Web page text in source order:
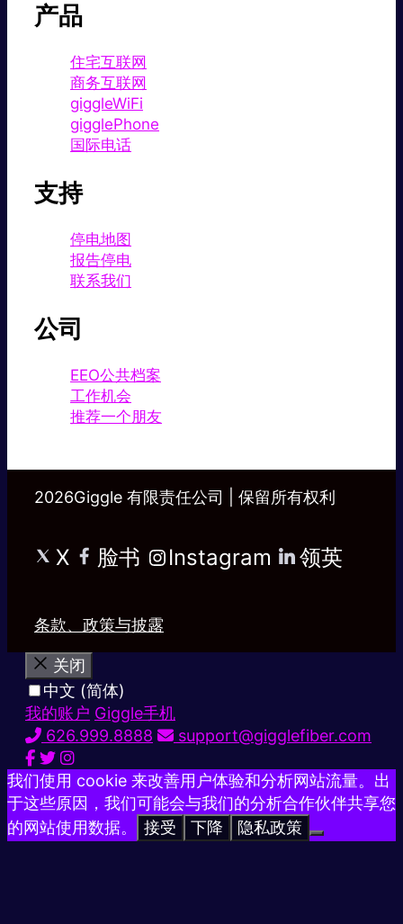
产品
住宅互联网
商务互联网
giggleWiFi
gigglePhone
国际电话
支持
停电地图
报告停电
联系我们
公司
EEO公共档案
工作机会
推荐一个朋友
2026Giggle 有限责任公司 | 保留所有权利
X 脸书 Instagram 领英
条款、政策与披露
关闭
中文 (简体)
我的账户 Giggle手机
626.999.8888
support@gigglefiber.com
我们使用 cookie 来改善用户体验和分析网站流量。出
于这些原因，我们可能会与我们的分析合作伙伴共享您
的网站使用数据。
接受 下降 隐私政策